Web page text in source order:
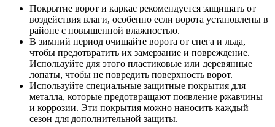
Покрытие ворот и каркас рекомендуется защищать от
воздействия влаги, особенно если ворота установлены в
районе с повышенной влажностью.
В зимний период очищайте ворота от снега и льда,
чтобы предотвратить их замерзание и повреждение.
Используйте для этого пластиковые или деревянные
лопаты, чтобы не повредить поверхность ворот.
Используйте специальные защитные покрытия для
металла, которые предотвращают появление ржавчины
и коррозии. Эти покрытия можно наносить каждый
сезон для дополнительной защиты.